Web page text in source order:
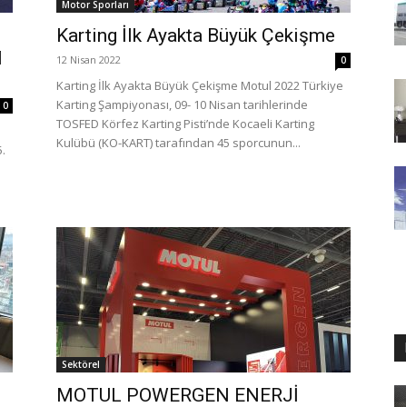
0
Motor Sporları
Karting İlk Ayakta Büyük Çekişme
12 Nisan 2022 0
Karting İlk Ayakta Büyük Çekişme Motul 2022 Türkiye
Karting Şampiyonası, 09- 10 Nisan tarihlerinde
TOSFED Körfez Karting Pisti’nde Kocaeli Karting
Kulübü (KO-KART) tarafından 45 sporcunun...
Sektörel
MOTUL POWERGEN ENERJİ